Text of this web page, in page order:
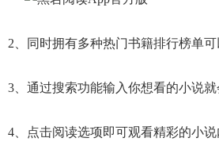
2、同时拥有多种热门书籍排行榜单
3、通过搜索功能输入你想看的小说
4、点击阅读选项即可观看精彩的小说